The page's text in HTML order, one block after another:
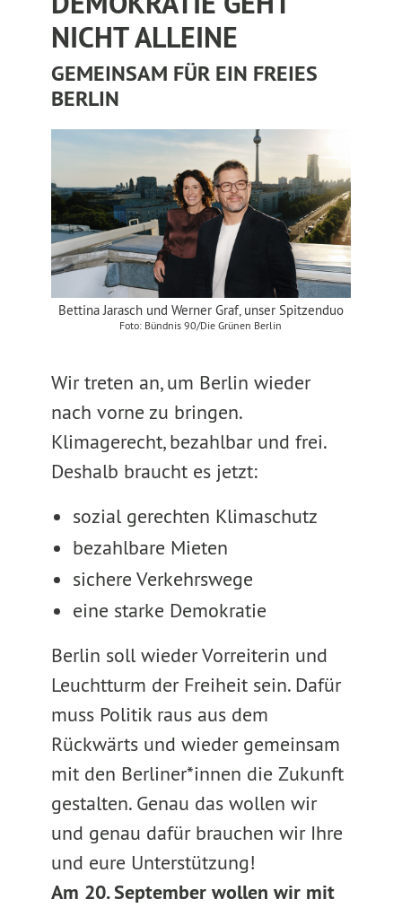
NICHT ALLEINE
GEMEINSAM FÜR EIN FREIES
BERLIN
Bettina Jarasch und Werner Graf, unser Spitzenduo
Foto: Bündnis 90/Die Grünen Berlin
Wir treten an, um Berlin wieder
nach vorne zu bringen.
Klimagerecht, bezahlbar und frei.
Deshalb braucht es jetzt:
sozial gerechten Klimaschutz
bezahlbare Mieten
sichere Verkehrswege
eine starke Demokratie
Berlin soll wieder Vorreiterin und
Leuchtturm der Freiheit sein. Dafür
muss Politik raus aus dem
Rückwärts und wieder gemeinsam
mit den Berliner*innen die Zukunft
gestalten. Genau das wollen wir
und genau dafür brauchen wir Ihre
und eure Unterstützung!
Am 20. September wollen wir mit